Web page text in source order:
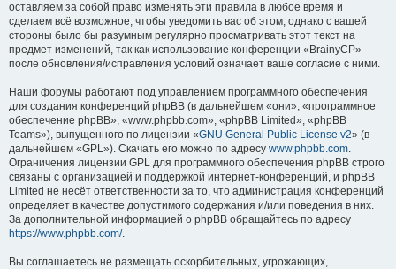
оставляем за собой право изменять эти правила в любое время и
сделаем всё возможное, чтобы уведомить вас об этом, однако с вашей
стороны было бы разумным регулярно просматривать этот текст на
предмет изменений, так как использование конференции «BrainyCP»
после обновления/исправления условий означает ваше согласие с ними.
Наши форумы работают под управлением программного обеспечения
для создания конференций phpBB (в дальнейшем «они», «программное
обеспечение phpBB», «www.phpbb.com», «phpBB Limited», «phpBB
Teams»), выпущенного по лицензии «GNU General Public License v2» (в
дальнейшем «GPL»). Скачать его можно по адресу www.phpbb.com.
Ограничения лицензии GPL для программного обеспечения phpBB строго
связаны с организацией и поддержкой интернет-конференций, и phpBB
Limited не несёт ответственности за то, что администрация конференций
определяет в качестве допустимого содержания и/или поведения в них.
За дополнительной информацией о phpBB обращайтесь по адресу
https://www.phpbb.com/.
Вы соглашаетесь не размещать оскорбительных, угрожающих,